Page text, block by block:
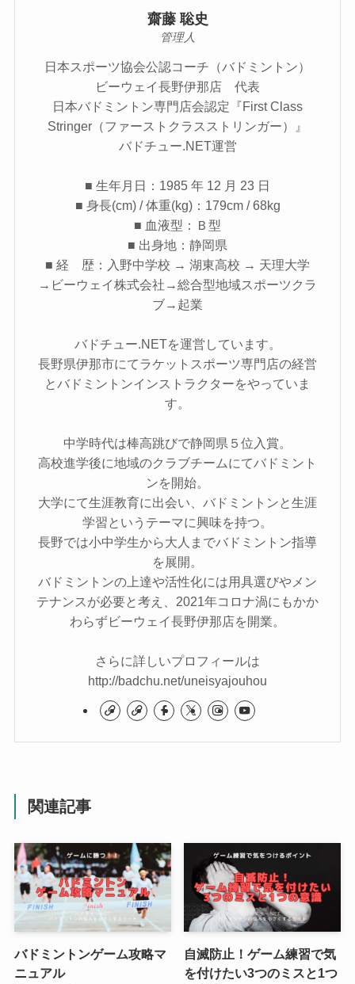
齋藤 聡史
管理人
日本スポーツ協会公認コーチ（バドミントン）
ビーウェイ長野伊那店 代表
日本バドミントン専門店会認定『First Class
Stringer（ファーストクラスストリンガー）』
バドチュー.NET運営
■ 生年月日：1985 年 12 月 23 日
■ 身長(cm) / 体重(kg)：179cm / 68kg
■ 血液型：Ｂ型
■ 出身地：静岡県
■ 経 歴：入野中学校 → 湖東高校 → 天理大学
→ビーウェイ株式会社→総合型地域スポーツクラ
ブ→起業
バドチュー.NETを運営しています。
長野県伊那市にてラケットスポーツ専門店の経営
とバドミントンインストラクターをやっていま
す。
中学時代は棒高跳びで静岡県５位入賞。
高校進学後に地域のクラブチームにてバドミント
ンを開始。
大学にて生涯教育に出会い、バドミントンと生涯
学習というテーマに興味を持つ。
長野では小中学生から大人までバドミントン指導
を展開。
バドミントンの上達や活性化には用具選びやメン
テナンスが必要と考え、2021年コロナ渦にもかか
わらずビーウェイ長野伊那店を開業。
さらに詳しいプロフィールは
http://badchu.net/uneisyajouhou
関連記事
バドミントンゲーム攻略マ
ニュアル
自滅防止！ゲーム練習で気
を付けたい3つのミスと1つ